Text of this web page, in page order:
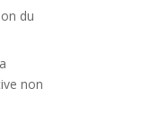
du
non